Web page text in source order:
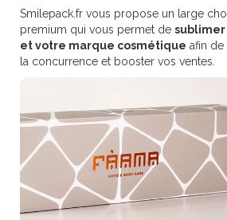
Smilepack.fr vous propose un large
premium qui vous permet de
et votre marque cosmétique afin
la concurrence et booster vos ventes.